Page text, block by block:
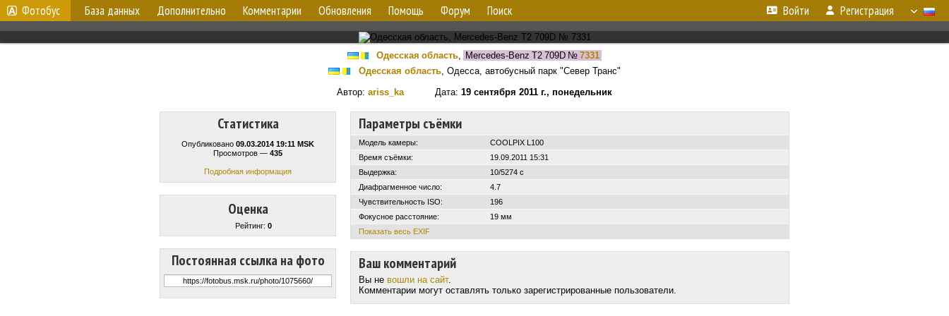
Фотобус База данных Дополнительно Комментарии Обновления Помощь Форум Поиск Войти Регистрация
Одесская область, Mercedes-Benz T2 709D № 7331
Одесская область, Одесса, автобусный парк "Север Транс"
Автор: ariss_kaДата: 19 сентября 2011 г., понедельник
Статистика
Опубликовано 09.03.2014 19:11 MSK
Просмотров — 435
Подробная информация
Оценка
Рейтинг: 0
Постоянная ссылка на фото
Параметры съёмки
Модель камеры:
COOLPIX L100
Время съёмки:
19.09.2011 15:31
Выдержка:
10/5274 с
Диафрагменное число:
4.7
Чувствительность ISO:
196
Фокусное расстояние:
19 мм
Показать весь EXIF
Ваш комментарий
Вы не вошли на сайт.
Комментарии могут оставлять только зарегистрированные пользователи.